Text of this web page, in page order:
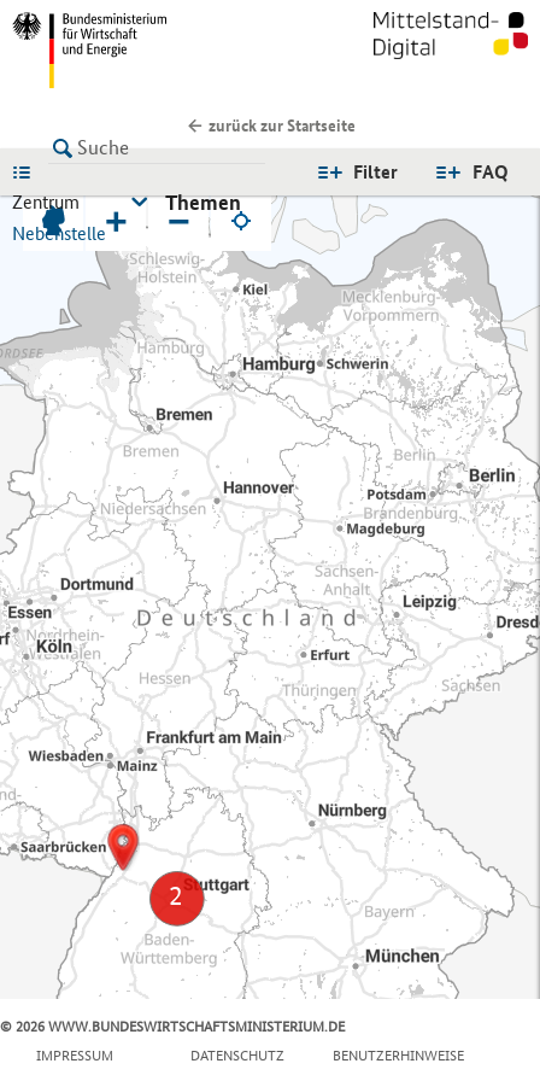
zurück zur Startseite
FAQ
Filter
Zentrum
Nebenstelle
Themen
+ −
© 2026 WWW.BUNDESWIRTSCHAFTSMINISTERIUM.DE
IMPRESSUM
DATENSCHUTZ BENUTZERHINWEISE